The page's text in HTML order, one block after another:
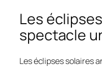
Les
spectacle
Les éclipses solaires